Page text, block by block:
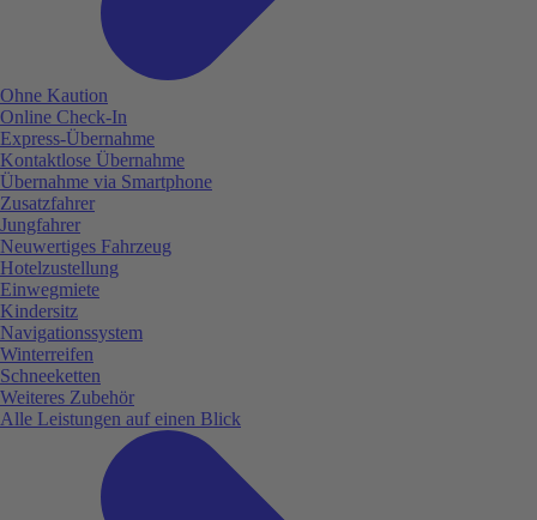
Ohne Kaution
Online Check-In
Express-Übernahme
Kontaktlose Übernahme
Übernahme via Smartphone
Zusatzfahrer
Jungfahrer
Neuwertiges Fahrzeug
Hotelzustellung
Einwegmiete
Kindersitz
Navigationssystem
Winterreifen
Schneeketten
Weiteres Zubehör
Alle Leistungen auf einen Blick